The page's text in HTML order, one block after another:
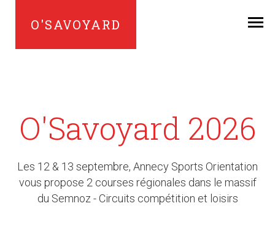
O'SAVOYARD
O'Savoyard 2026
Les 12 & 13 septembre, Annecy Sports Orientation
vous propose 2 courses régionales dans le massif
du Semnoz - Circuits compétition et loisirs